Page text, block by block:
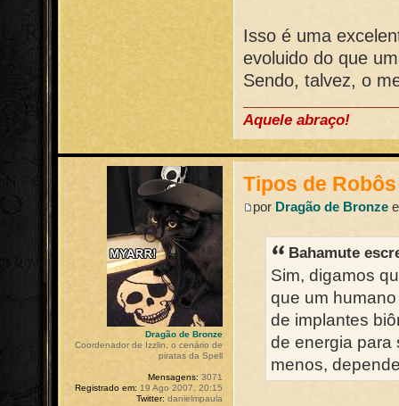
Isso é uma
evoluido do que
Sendo, talvez, o
Aquele abraço!
Tipos de Robôs
por Dragão de Bronze
Bahamute
Sim, digamos
que um
de implantes
de energia para
menos,
Dragão de Bronze
Coordenador de Izzlin, o cenário de
piratas da Spell
Mensagens: 3071
Registrado em: 19 Ago 2007, 20:15
Twitter: danielmpaula